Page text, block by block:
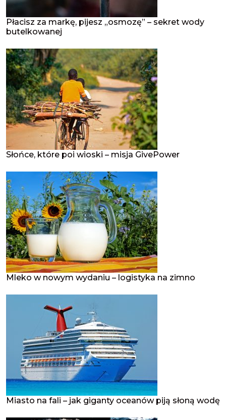
Płacisz za markę, pijesz „osmozę” – sekret wody
butelkowanej
Słońce, które poi wioski – misja GivePower
Mleko w nowym wydaniu – logistyka na zimno
Miasto na fali – jak giganty oceanów piją słoną wodę